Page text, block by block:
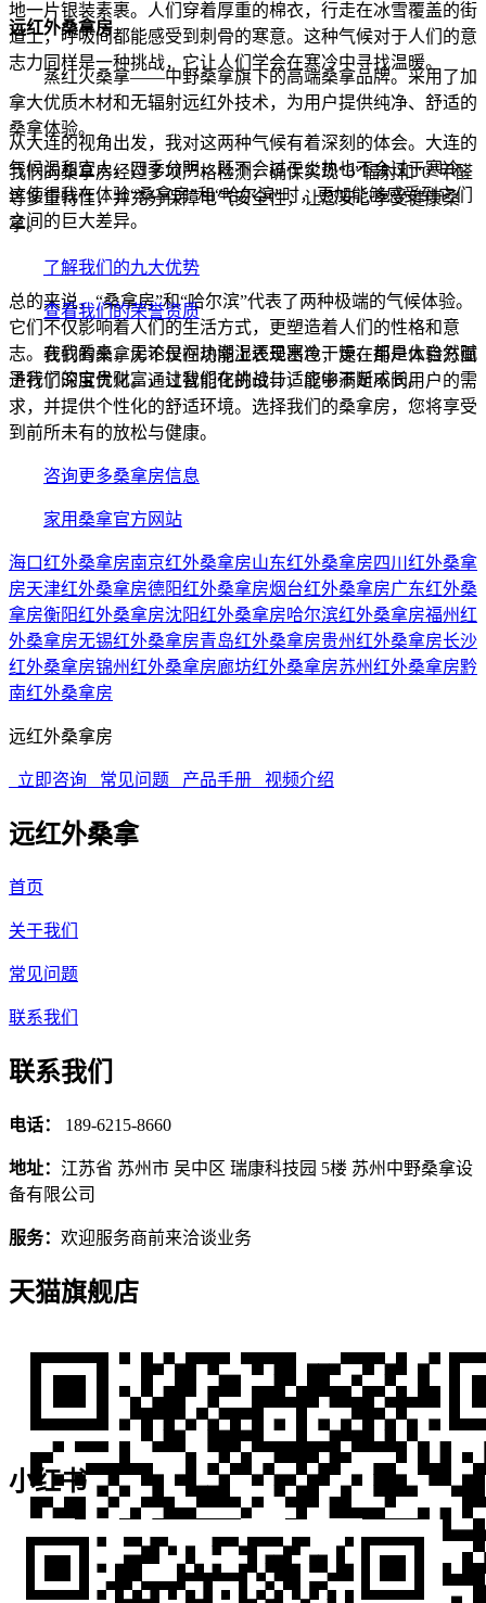
地一片银装素裹。人们穿着厚重的棉衣，行走在冰雪覆盖的街
道上，呼吸间都能感受到刺骨的寒意。这种气候对于人们的意
志力同样是一种挑战，它让人们学会在寒冷中寻找温暖。
从大连的视角出发，我对这两种气候有着深刻的体会。大连的
气候温和宜人，四季分明，既不会过于炎热也不会过于寒冷。
这使得我在体验“桑拿房”和“哈尔滨”时，更加能够感受到它们
之间的巨大差异。
总的来说，“桑拿房”和“哈尔滨”代表了两种极端的气候体验。
它们不仅影响着人们的生活方式，更塑造着人们的性格和意
志。在我看来，无论是闷热潮湿还是寒冷干燥，都是大自然赋
予我们的宝贵财富，让我们在挑战与适应中不断成长。
远红外桑拿房
蒸红火桑拿——中野桑拿旗下的高端桑拿品牌。采用了加
拿大优质木材和无辐射远红外技术，为用户提供纯净、舒适的
桑拿体验。
我们的桑拿房经过多项严格检测，确保实现“0”辐射和“0”甲醛
等多重特性，并充分保障电气安全性，让您安心享受健康桑
拿。
了解我们的九大优势
查看我们的荣誉资质
我们的桑拿房不仅在功能上表现出色，更在用户体验方面
进行了深度优化。通过智能化的设计，能够满足不同用户的需
求，并提供个性化的舒适环境。选择我们的桑拿房，您将享受
到前所未有的放松与健康。
咨询更多桑拿房信息
家用桑拿官方网站
海口红外桑拿房南京红外桑拿房山东红外桑拿房四川红外桑拿
房天津红外桑拿房德阳红外桑拿房烟台红外桑拿房广东红外桑
拿房衡阳红外桑拿房沈阳红外桑拿房哈尔滨红外桑拿房福州红
外桑拿房无锡红外桑拿房青岛红外桑拿房贵州红外桑拿房长沙
红外桑拿房锦州红外桑拿房廊坊红外桑拿房苏州红外桑拿房黔
南红外桑拿房
远红外桑拿房
立即咨询 常见问题 产品手册 视频介绍
远红外桑拿
首页
关于我们
常见问题
联系我们
联系我们
电话： 189-6215-8660
地址： 江苏省 苏州市 吴中区 瑞康科技园 5楼 苏州中野桑拿设
备有限公司
服务： 欢迎服务商前来洽谈业务
天猫旗舰店
小红书